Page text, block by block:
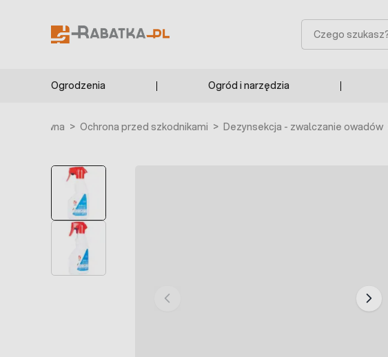
Szukaj
Ogrodzenia Ogród i narzędzia
główna > Ochrona przed szkodnikami > Dezynsekcja - zwalczanie owadów